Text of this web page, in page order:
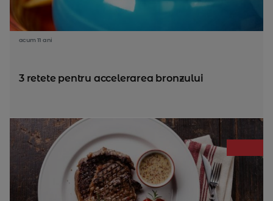
acum 11 ani
3 retete pentru accelerarea bronzului